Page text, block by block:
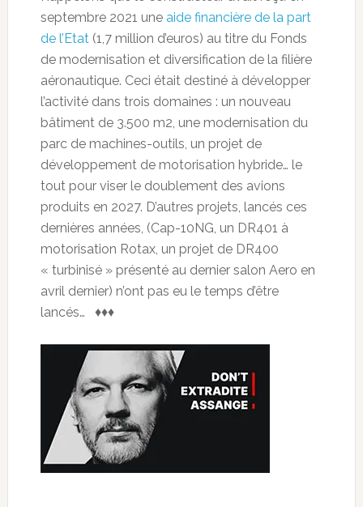
septembre 2021 une aide financière de la part
de l’Etat(1,7 million d’euros) au titre du Fonds
de modernisation et diversification de la filière
aéronautique. Ceci était destiné à développer
l’activité dans trois domaines : un nouveau
bâtiment de 3.500 m2, une modernisation du
parc de machines-outils, un projet de
développement de motorisation hybride… le
tout pour viser le doublement des avions
produits en 2027. D’autres projets, lancés ces
dernières années, (Cap-10NG, un DR401 à
motorisation Rotax, un projet de DR400
« turbinisé » présenté au dernier salon Aero en
avril dernier) n’ont pas eu le temps d’être
lancés… ♦♦♦